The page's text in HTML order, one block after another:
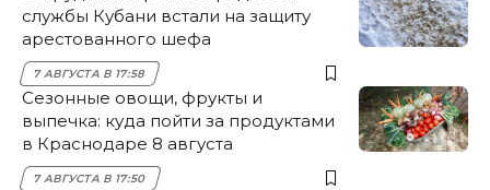
службы Кубани встали на защиту
арестованного шефа
7 АВГУСТА В 17:58
Сезонные овощи, фрукты и
выпечка: куда пойти за продуктами
в Краснодаре 8 августа
7 АВГУСТА В 17:50